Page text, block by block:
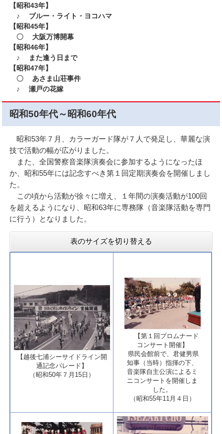
【昭和43年】
♪ ブルー・ライト・ヨコハマ
【昭和45年】
〇 大阪万博開幕
​【昭和46年】
♪ また逢う日まで
【昭和47年】
〇 あさま山荘事件
♪ 瀬戸の花嫁
昭和50年代～昭和60年代
昭和53年７月、カラーガード隊が７人で発足し、華麗な演
技で活動の幅が広がりました。
また、全国警察音楽隊演奏会に参加するようになったほ
か、昭和55年には記念すべき第１回定期演奏会を開催しまし
た。
この頃から活動が徐々に増え、１年間の演奏活動が100回
を超えるようになり、昭和63年に専務隊（音楽隊活動を専門
に行う）となりました。
表のサイズを切り替える
​【越後七浦シーサイドライン開
通記念パレード】
（昭和50年７月15日）​
​ 【第１回プロムナード
コンサート開催】
​県民会館前で、君健男県
知事（当時）指揮の下、
音楽隊自主公演によるミ
ニコンサートを開催しま
した。
（昭和55年11月４日）